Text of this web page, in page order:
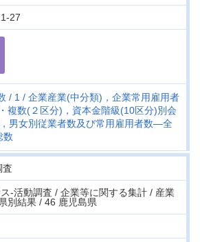
27
1
企業産業(中分類)，企業常用雇用者
複数(２区分)，資本金階級(10区分)別会
男女別従業者数及び常用雇用者数―全
数
査
‐活動調査 / 企業等に関する集計 / 産業
別結果 / 46 鹿児島県